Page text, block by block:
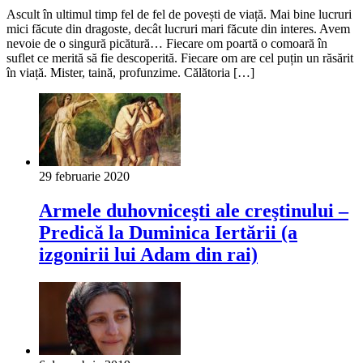
Ascult în ultimul timp fel de fel de povești de viață. Mai bine lucruri
mici făcute din dragoste, decât lucruri mari făcute din interes. Avem
nevoie de o singură picătură… Fiecare om poartă o comoară în
suflet ce merită să fie descoperită. Fiecare om are cel puțin un răsărit
în viață. Mister, taină, profunzime. Călătoria […]
29 februarie 2020
Armele duhovniceşti ale creştinului –
Predică la Duminica Iertării (a
izgonirii lui Adam din rai)